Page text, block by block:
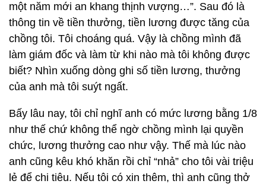
một năm mới an khang thịnh vượng…”. Sau đó là
thông tin về tiền thưởng, tiền lương được tăng của
chồng tôi. Tôi choáng quá. Vậy là chồng mình đã
làm giám đốc và làm từ khi nào mà tôi không được
biết? Nhìn xuống dòng ghi số tiền lương, thưởng
của anh mà tôi suýt ngất.
Bấy lâu nay, tôi chỉ nghĩ anh có mức lương bằng 1/8
như thế chứ không thể ngờ chồng mình lại quyền
chức, lương thưởng cao như vậy. Thế mà lúc nào
anh cũng kêu khó khăn rồi chỉ “nhả” cho tôi vài triệu
lẻ để chi tiêu. Nếu tôi có xin thêm, thì anh cũng thở